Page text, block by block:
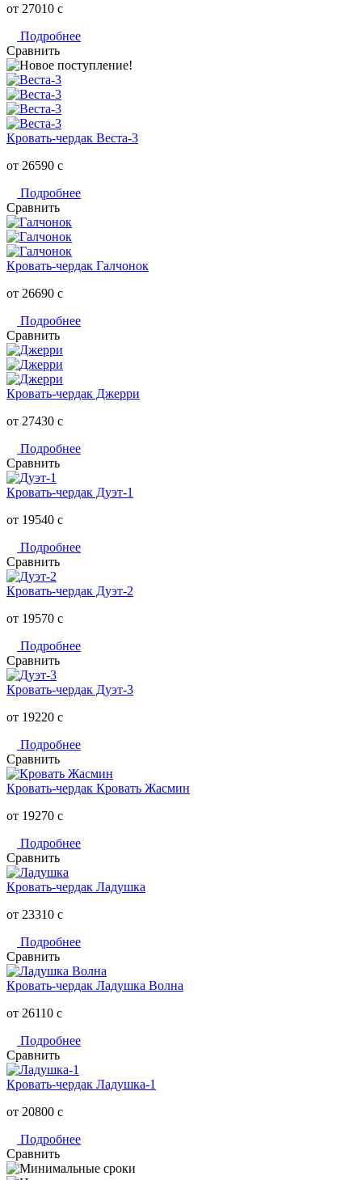
от 27010 c
Подробнее
Сравнить
Кровать-чердак Веста-3
от 26590 c
Подробнее
Сравнить
Кровать-чердак Галчонок
от 26690 c
Подробнее
Сравнить
Кровать-чердак Джерри
от 27430 c
Подробнее
Сравнить
Кровать-чердак Дуэт-1
от 19540 c
Подробнее
Сравнить
Кровать-чердак Дуэт-2
от 19570 c
Подробнее
Сравнить
Кровать-чердак Дуэт-3
от 19220 c
Подробнее
Сравнить
Кровать-чердак Кровать Жасмин
от 19270 c
Подробнее
Сравнить
Кровать-чердак Ладушка
от 23310 c
Подробнее
Сравнить
Кровать-чердак Ладушка Волна
от 26110 c
Подробнее
Сравнить
Кровать-чердак Ладушка-1
от 20800 c
Подробнее
Сравнить